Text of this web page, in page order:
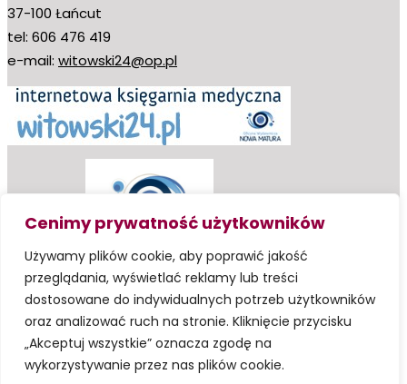
Cenimy prywatność użytkowników
Używamy plików cookie, aby poprawić jakość
przeglądania, wyświetlać reklamy lub treści
dostosowane do indywidualnych potrzeb użytkowników
oraz analizować ruch na stronie. Kliknięcie przycisku
„Akceptuj wszystkie” oznacza zgodę na
wykorzystywanie przez nas plików cookie.
37-100 Łańcut
tel: 606 476 419
e-mail: witowski24@op.pl